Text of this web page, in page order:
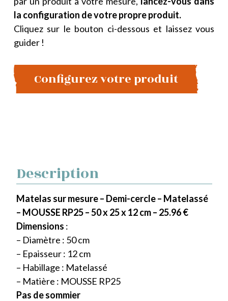
la configuration de votre propre produit.
Cliquez sur le bouton ci-dessous et laissez vous
guider !
Configurez votre produit
Description
Matelas sur mesure – Demi-cercle – Matelassé
– MOUSSE RP25 – 50 x 25 x 12 cm – 25.96 €
Dimensions :
– Diamètre : 50 cm
– Epaisseur : 12 cm
– Habillage : Matelassé
– Matière : MOUSSE RP25
Pas de sommier